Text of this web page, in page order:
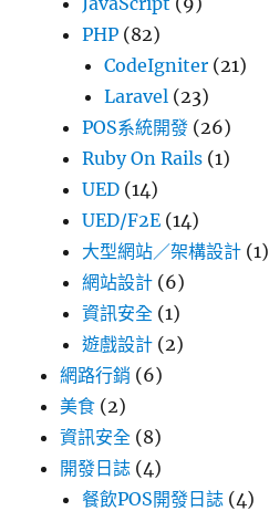
PHP (82)
CodeIgniter (21)
Laravel (23)
POS系統開發 (26)
Ruby On Rails (1)
UED (14)
UED/F2E (14)
大型網站／架構設計 (1)
網站設計 (6)
資訊安全 (1)
遊戲設計 (2)
網路行銷 (6)
美食 (2)
資訊安全 (8)
開發日誌 (4)
餐飲POS開發日誌 (4)